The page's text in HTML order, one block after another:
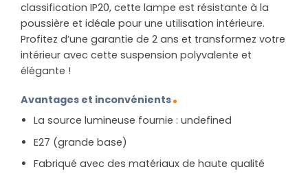
classification IP20, cette lampe est résistante à la
poussière et idéale pour une utilisation intérieure.
Profitez d’une garantie de 2 ans et transformez votre
intérieur avec cette suspension polyvalente et
élégante !
Avantages et inconvénients
La source lumineuse fournie : undefined
E27 (grande base)
Fabriqué avec des matériaux de haute qualité